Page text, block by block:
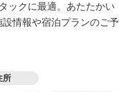
ックに最適。あたたかい
情報や宿泊プランのご予
所